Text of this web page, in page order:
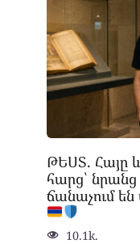
ԹԵՍՏ. Հայը
հարց՝
ճանաչում են
10.1k.